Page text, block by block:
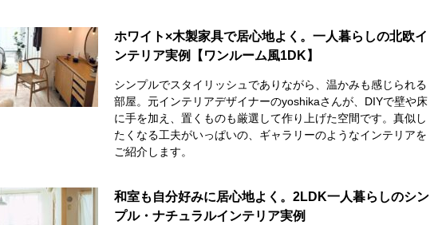
ホワイト×木製家具で居心地よく。一人暮らしの北欧イ
ンテリア実例【ワンルーム風1DK】
シンプルでスタイリッシュでありながら、温かみも感じられる
部屋。元インテリアデザイナーのyoshikaさんが、DIYで壁や床
に手を加え、置くものも厳選して作り上げた空間です。真似し
たくなる工夫がいっぱいの、ギャラリーのようなインテリアを
ご紹介します。
和室も自分好みに居心地よく。2LDK一人暮らしのシン
プル・ナチュラルインテリア実例